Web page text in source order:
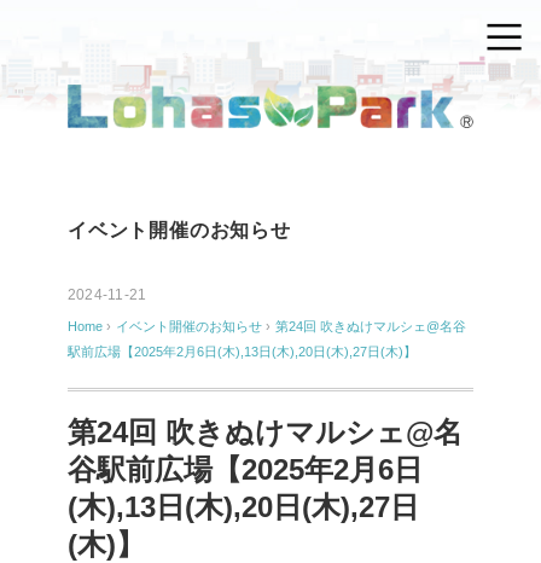
イベント開催のお知らせ
2024-11-21
Home › イベント開催のお知らせ › 第24回 吹きぬけマルシェ@名谷
駅前広場【2025年2月6日(木),13日(木),20日(木),27日(木)】
第24回 吹きぬけマルシェ@名
谷駅前広場【2025年2月6日
(木),13日(木),20日(木),27日
(木)】